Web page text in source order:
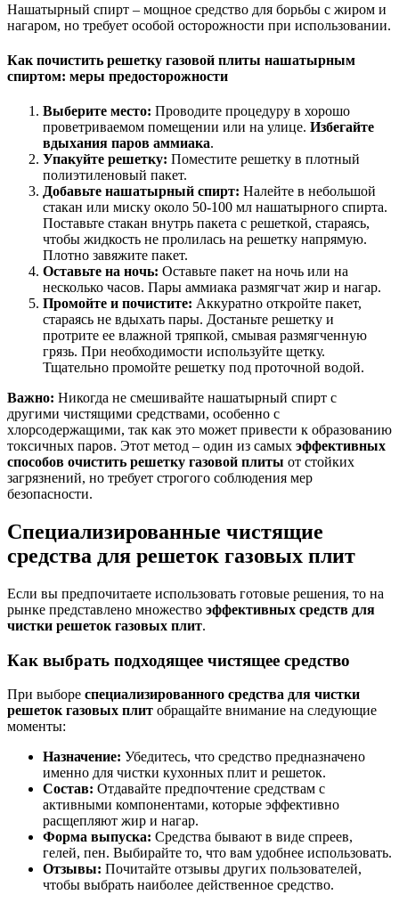
Нашатырный спирт – мощное средство для борьбы с жиром и
нагаром, но требует особой осторожности при использовании.
Как почистить решетку газовой плиты нашатырным
спиртом: меры предосторожности
Выберите место: Проводите процедуру в хорошо
проветриваемом помещении или на улице. Избегайте
вдыхания паров аммиака.
Упакуйте решетку: Поместите решетку в плотный
полиэтиленовый пакет.
Добавьте нашатырный спирт: Налейте в небольшой
стакан или миску около 50-100 мл нашатырного спирта.
Поставьте стакан внутрь пакета с решеткой, стараясь,
чтобы жидкость не пролилась на решетку напрямую.
Плотно завяжите пакет.
Оставьте на ночь: Оставьте пакет на ночь или на
несколько часов. Пары аммиака размягчат жир и нагар.
Промойте и почистите: Аккуратно откройте пакет,
стараясь не вдыхать пары. Достаньте решетку и
протрите ее влажной тряпкой, смывая размягченную
грязь. При необходимости используйте щетку.
Тщательно промойте решетку под проточной водой.
Важно: Никогда не смешивайте нашатырный спирт с
другими чистящими средствами, особенно с
хлорсодержащими, так как это может привести к образованию
токсичных паров. Этот метод – один из самых эффективных
способов очистить решетку газовой плиты от стойких
загрязнений, но требует строгого соблюдения мер
безопасности.
Специализированные чистящие
средства для решеток газовых плит
Если вы предпочитаете использовать готовые решения, то на
рынке представлено множество эффективных средств для
чистки решеток газовых плит.
Как выбрать подходящее чистящее средство
При выборе специализированного средства для чистки
решеток газовых плит обращайте внимание на следующие
моменты:
Назначение: Убедитесь, что средство предназначено
именно для чистки кухонных плит и решеток.
Состав: Отдавайте предпочтение средствам с
активными компонентами, которые эффективно
расщепляют жир и нагар.
Форма выпуска: Средства бывают в виде спреев,
гелей, пен. Выбирайте то, что вам удобнее использовать.
Отзывы: Почитайте отзывы других пользователей,
чтобы выбрать наиболее действенное средство.